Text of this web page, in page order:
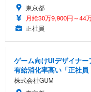
東京都
月給30万9,900円～44
正社員
ゲーム向けUIデザイナ
有給消化率高い「正社
株式会社GUM